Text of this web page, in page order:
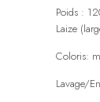
Poids :
Laize
Coloris:
Lavage/